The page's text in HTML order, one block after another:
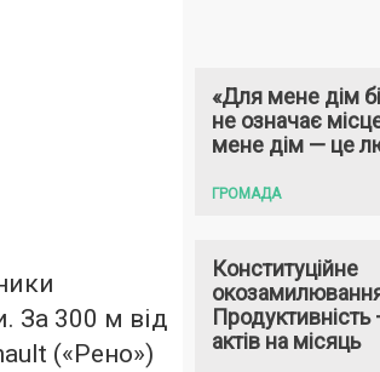
За 300 м від
(«Рено»)
«Для мене дім
не означає
мене дім — це
ГРОМАДА
Конституційне
актів на місяць